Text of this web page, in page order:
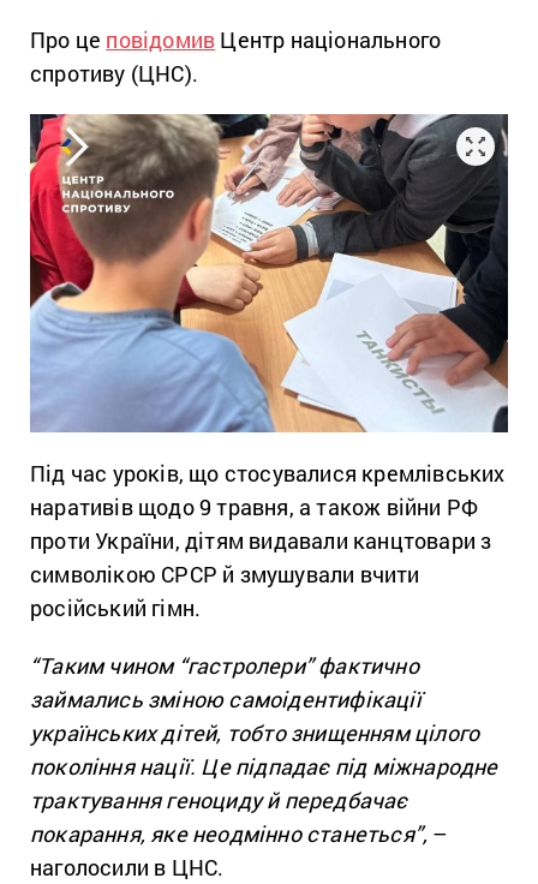
Про це повідомив Центр національного
спротиву (ЦНС).
Під час уроків, що стосувалися кремлівських
наративів щодо 9 травня, а також війни РФ
проти України, дітям видавали канцтовари з
символікою СРСР й змушували вчити
російський гімн.
“Таким чином “гастролери” фактично
займались зміною самоідентифікації
українських дітей, тобто знищенням цілого
покоління нації. Це підпадає під міжнародне
трактування геноциду й передбачає
покарання, яке неодмінно станеться”, –
наголосили в ЦНС.